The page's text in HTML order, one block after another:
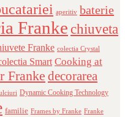
aperitiv baterie
Franke chiuveta
Franke colectia Crystal
Smart Cooking at
Franke decorarea
Dynamic Cooking Technology
familie Frames by Franke Franke